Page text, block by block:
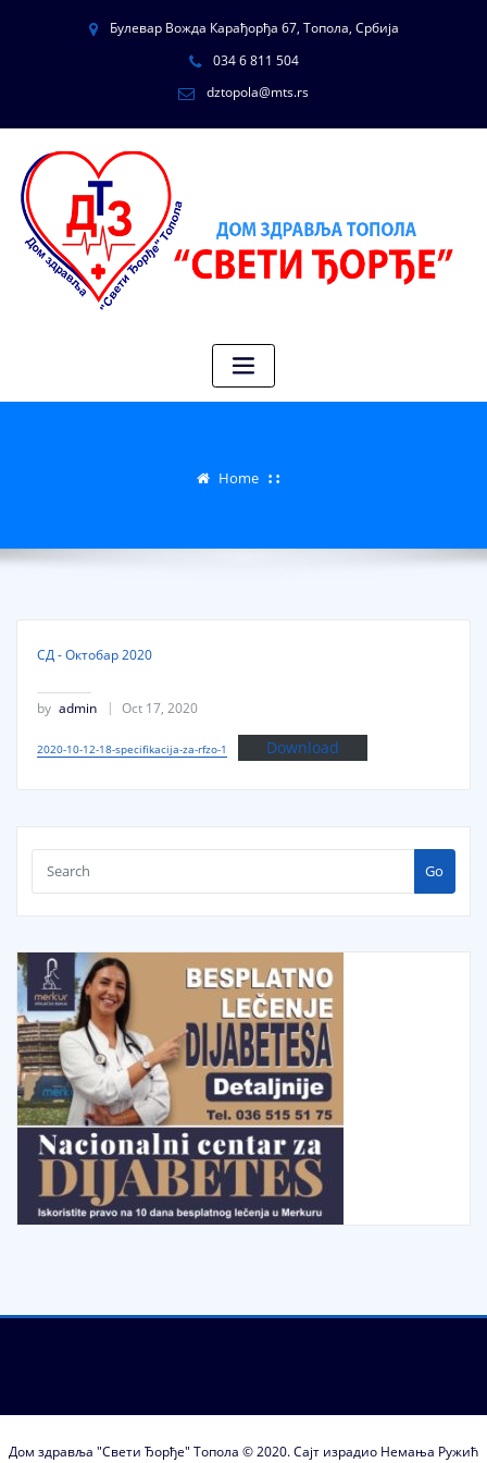
Булевар Вожда Карађорђа 67, Топола, Србија
034 6 811 504
dztopola@mts.rs
Home
СД - Октобар 2020
by admin Oct 17, 2020
2020-10-12-18-specifikacija-za-rfzo-1 Download
Go
Дом здравља "Свети Ђорђе" Топола © 2020. Сајт израдио Немања Ружић